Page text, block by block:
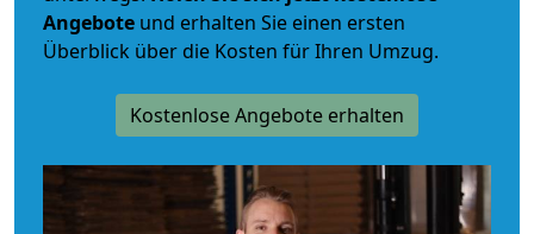
Angebote und erhalten Sie einen ersten
Überblick über die Kosten für Ihren Umzug.
Kostenlose Angebote erhalten